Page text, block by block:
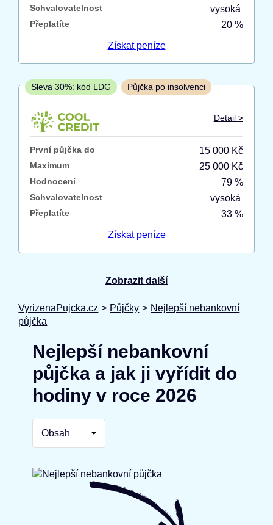
ano
V hotovosti
ano
Schvalovatelnost vysoká
Přeplatíte
20 %
Získatpeníze
Sleva 30%: kód LDG Půjčka po insolvenci
Detail >
První půjčka do 15 000 Kč
Maximum 25 000 Kč
Hodnocení 79 %
Schvalovatelnost vysoká
Přeplatíte
33 %
Získatpeníze
Zobrazit další
VyrizenaPujcka.cz > Půjčky > Nejlepší nebankovní
půjčka
Nejlepší nebankovní
půjčka a jak ji vyřídit do
hodiny v roce 2026
Obsah